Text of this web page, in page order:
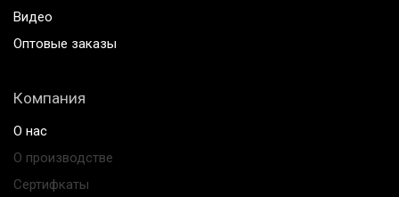
Видео
Оптовые заказы
Компания
О нас
О производстве
Сертифкаты